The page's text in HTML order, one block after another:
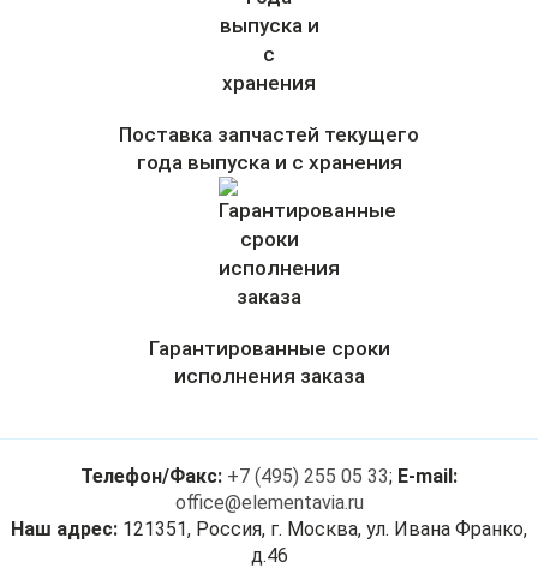
Поставка запчастей текущего
года выпуска и с хранения
Гарантированные сроки
исполнения заказа
Телефон/Факс: +7 (495) 255 05 33; E-mail:
office@elementavia.ru
Наш адрес: 121351, Россия, г. Москва, ул. Ивана Франко,
д.46